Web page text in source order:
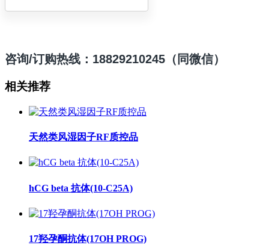
咨询/订购热线：18829210245（同微信）
相关推荐
天然类风湿因子RF质控品
hCG beta 抗体(10-C25A)
17羟孕酮抗体(17OH PROG)